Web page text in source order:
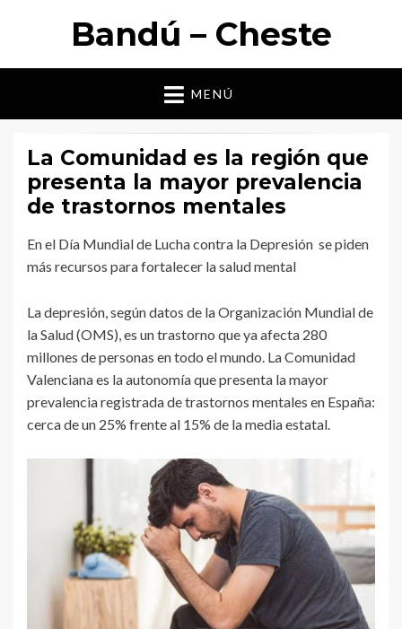
Bandú – Cheste
MENÚ
La Comunidad es la región que
presenta la mayor prevalencia
de trastornos mentales
En el Día Mundial de Lucha contra la Depresión se piden
más recursos para fortalecer la salud mental
La depresión, según datos de la Organización Mundial de
la Salud (OMS), es un trastorno que ya afecta 280
millones de personas en todo el mundo. La Comunidad
Valenciana es la autonomía que presenta la mayor
prevalencia registrada de trastornos mentales en España:
cerca de un 25% frente al 15% de la media estatal.